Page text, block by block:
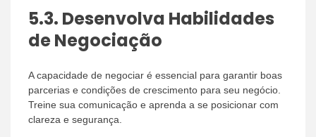
5.3. Desenvolva Habilidades
de Negociação
A capacidade de negociar é essencial para garantir boas
parcerias e condições de crescimento para seu negócio.
Treine sua comunicação e aprenda a se posicionar com
clareza e segurança.